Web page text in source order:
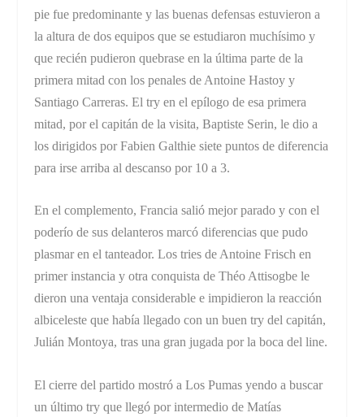
pie fue predominante y las buenas defensas estuvieron a
la altura de dos equipos que se estudiaron muchísimo y
que recién pudieron quebrase en la última parte de la
primera mitad con los penales de Antoine Hastoy y
Santiago Carreras. El try en el epílogo de esa primera
mitad, por el capitán de la visita, Baptiste Serin, le dio a
los dirigidos por Fabien Galthie siete puntos de diferencia
para irse arriba al descanso por 10 a 3.
En el complemento, Francia salió mejor parado y con el
poderío de sus delanteros marcó diferencias que pudo
plasmar en el tanteador. Los tries de Antoine Frisch en
primer instancia y otra conquista de Théo Attisogbe le
dieron una ventaja considerable e impidieron la reacción
albiceleste que había llegado con un buen try del capitán,
Julián Montoya, tras una gran jugada por la boca del line.
El cierre del partido mostró a Los Pumas yendo a buscar
un último try que llegó por intermedio de Matías